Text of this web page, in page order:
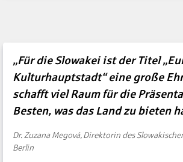
„Für die Slowakei ist der Titel
Kulturhauptstadt“ eine große
schafft viel Raum für die
Besten, was das Land zu bieten
Dr. Zuzana Megová, Direktorin des
Berlin